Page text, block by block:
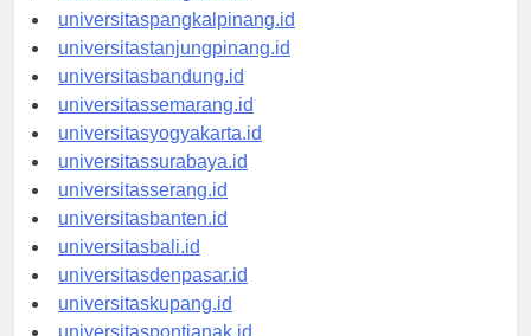
universitasbengkulu.id
universitaspangkalpinang.id
universitastanjungpinang.id
universitasbandung.id
universitassemarang.id
universitasyogyakarta.id
universitassurabaya.id
universitasserang.id
universitasbanten.id
universitasbali.id
universitasdenpasar.id
universitaskupang.id